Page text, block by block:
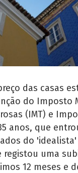
das casas
do Imposto
(IMT) e
anos, que
do
registou uma
12 meses e